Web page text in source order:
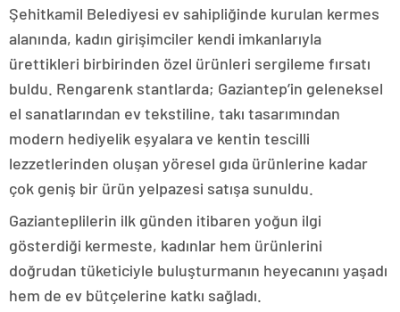
Şehitkamil Belediyesi ev sahipliğinde kurulan kermes
alanında, kadın girişimciler kendi imkanlarıyla
ürettikleri birbirinden özel ürünleri sergileme fırsatı
buldu. Rengarenk stantlarda; Gaziantep’in geleneksel
el sanatlarından ev tekstiline, takı tasarımından
modern hediyelik eşyalara ve kentin tescilli
lezzetlerinden oluşan yöresel gıda ürünlerine kadar
çok geniş bir ürün yelpazesi satışa sunuldu.
Gazianteplilerin ilk günden itibaren yoğun ilgi
gösterdiği kermeste, kadınlar hem ürünlerini
doğrudan tüketiciyle buluşturmanın heyecanını yaşadı
hem de ev bütçelerine katkı sağladı.